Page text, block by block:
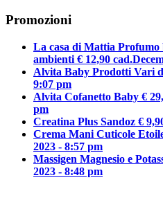
Promozioni
La casa di Mattia Profumo
ambienti € 12,90 cad.
Alvita Baby Prodotti Vari
9:07 pm
Alvita Cofanetto Baby €
pm
Creatina Plus Sandoz €
Crema Mani Cuticole
2023 - 8:57 pm
Massigen Magnesio e
2023 - 8:48 pm